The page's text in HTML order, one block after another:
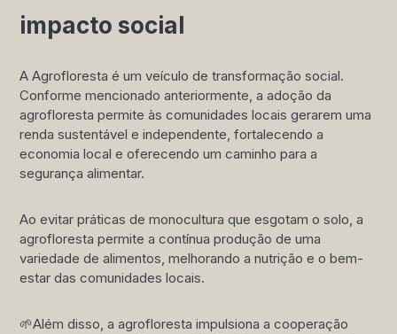
impacto social
A Agrofloresta é um veículo de transformação social.
Conforme mencionado anteriormente, a adoção da
agrofloresta permite às comunidades locais gerarem uma
renda sustentável e independente, fortalecendo a
economia local e oferecendo um caminho para a
segurança alimentar.
Ao evitar práticas de monocultura que esgotam o solo, a
agrofloresta permite a contínua produção de uma
variedade de alimentos, melhorando a nutrição e o bem-
estar das comunidades locais.
🌱Além disso, a agrofloresta impulsiona a cooperação